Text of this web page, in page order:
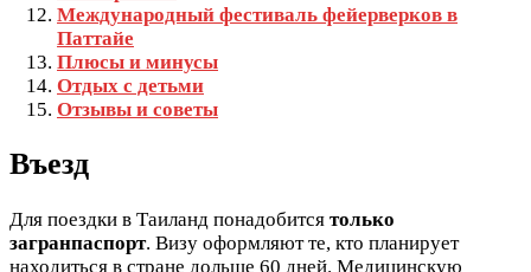
Международный фестиваль фейерверков в
Паттайе
Плюсы и минусы
Отдых с детьми
Отзывы и советы
Въезд
Для поездки в Таиланд понадобится только
загранпаспорт. Визу оформляют те, кто планирует
находиться в стране дольше 60 дней. Медицинскую